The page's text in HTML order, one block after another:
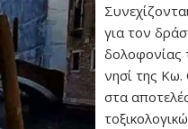
για τον
δολοφονίας
νησί της Κω.
στα